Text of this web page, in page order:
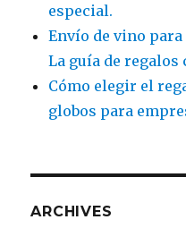
especial.
Envío de vino para
La guía de regalos
Cómo elegir el
globos para
ARCHIVES